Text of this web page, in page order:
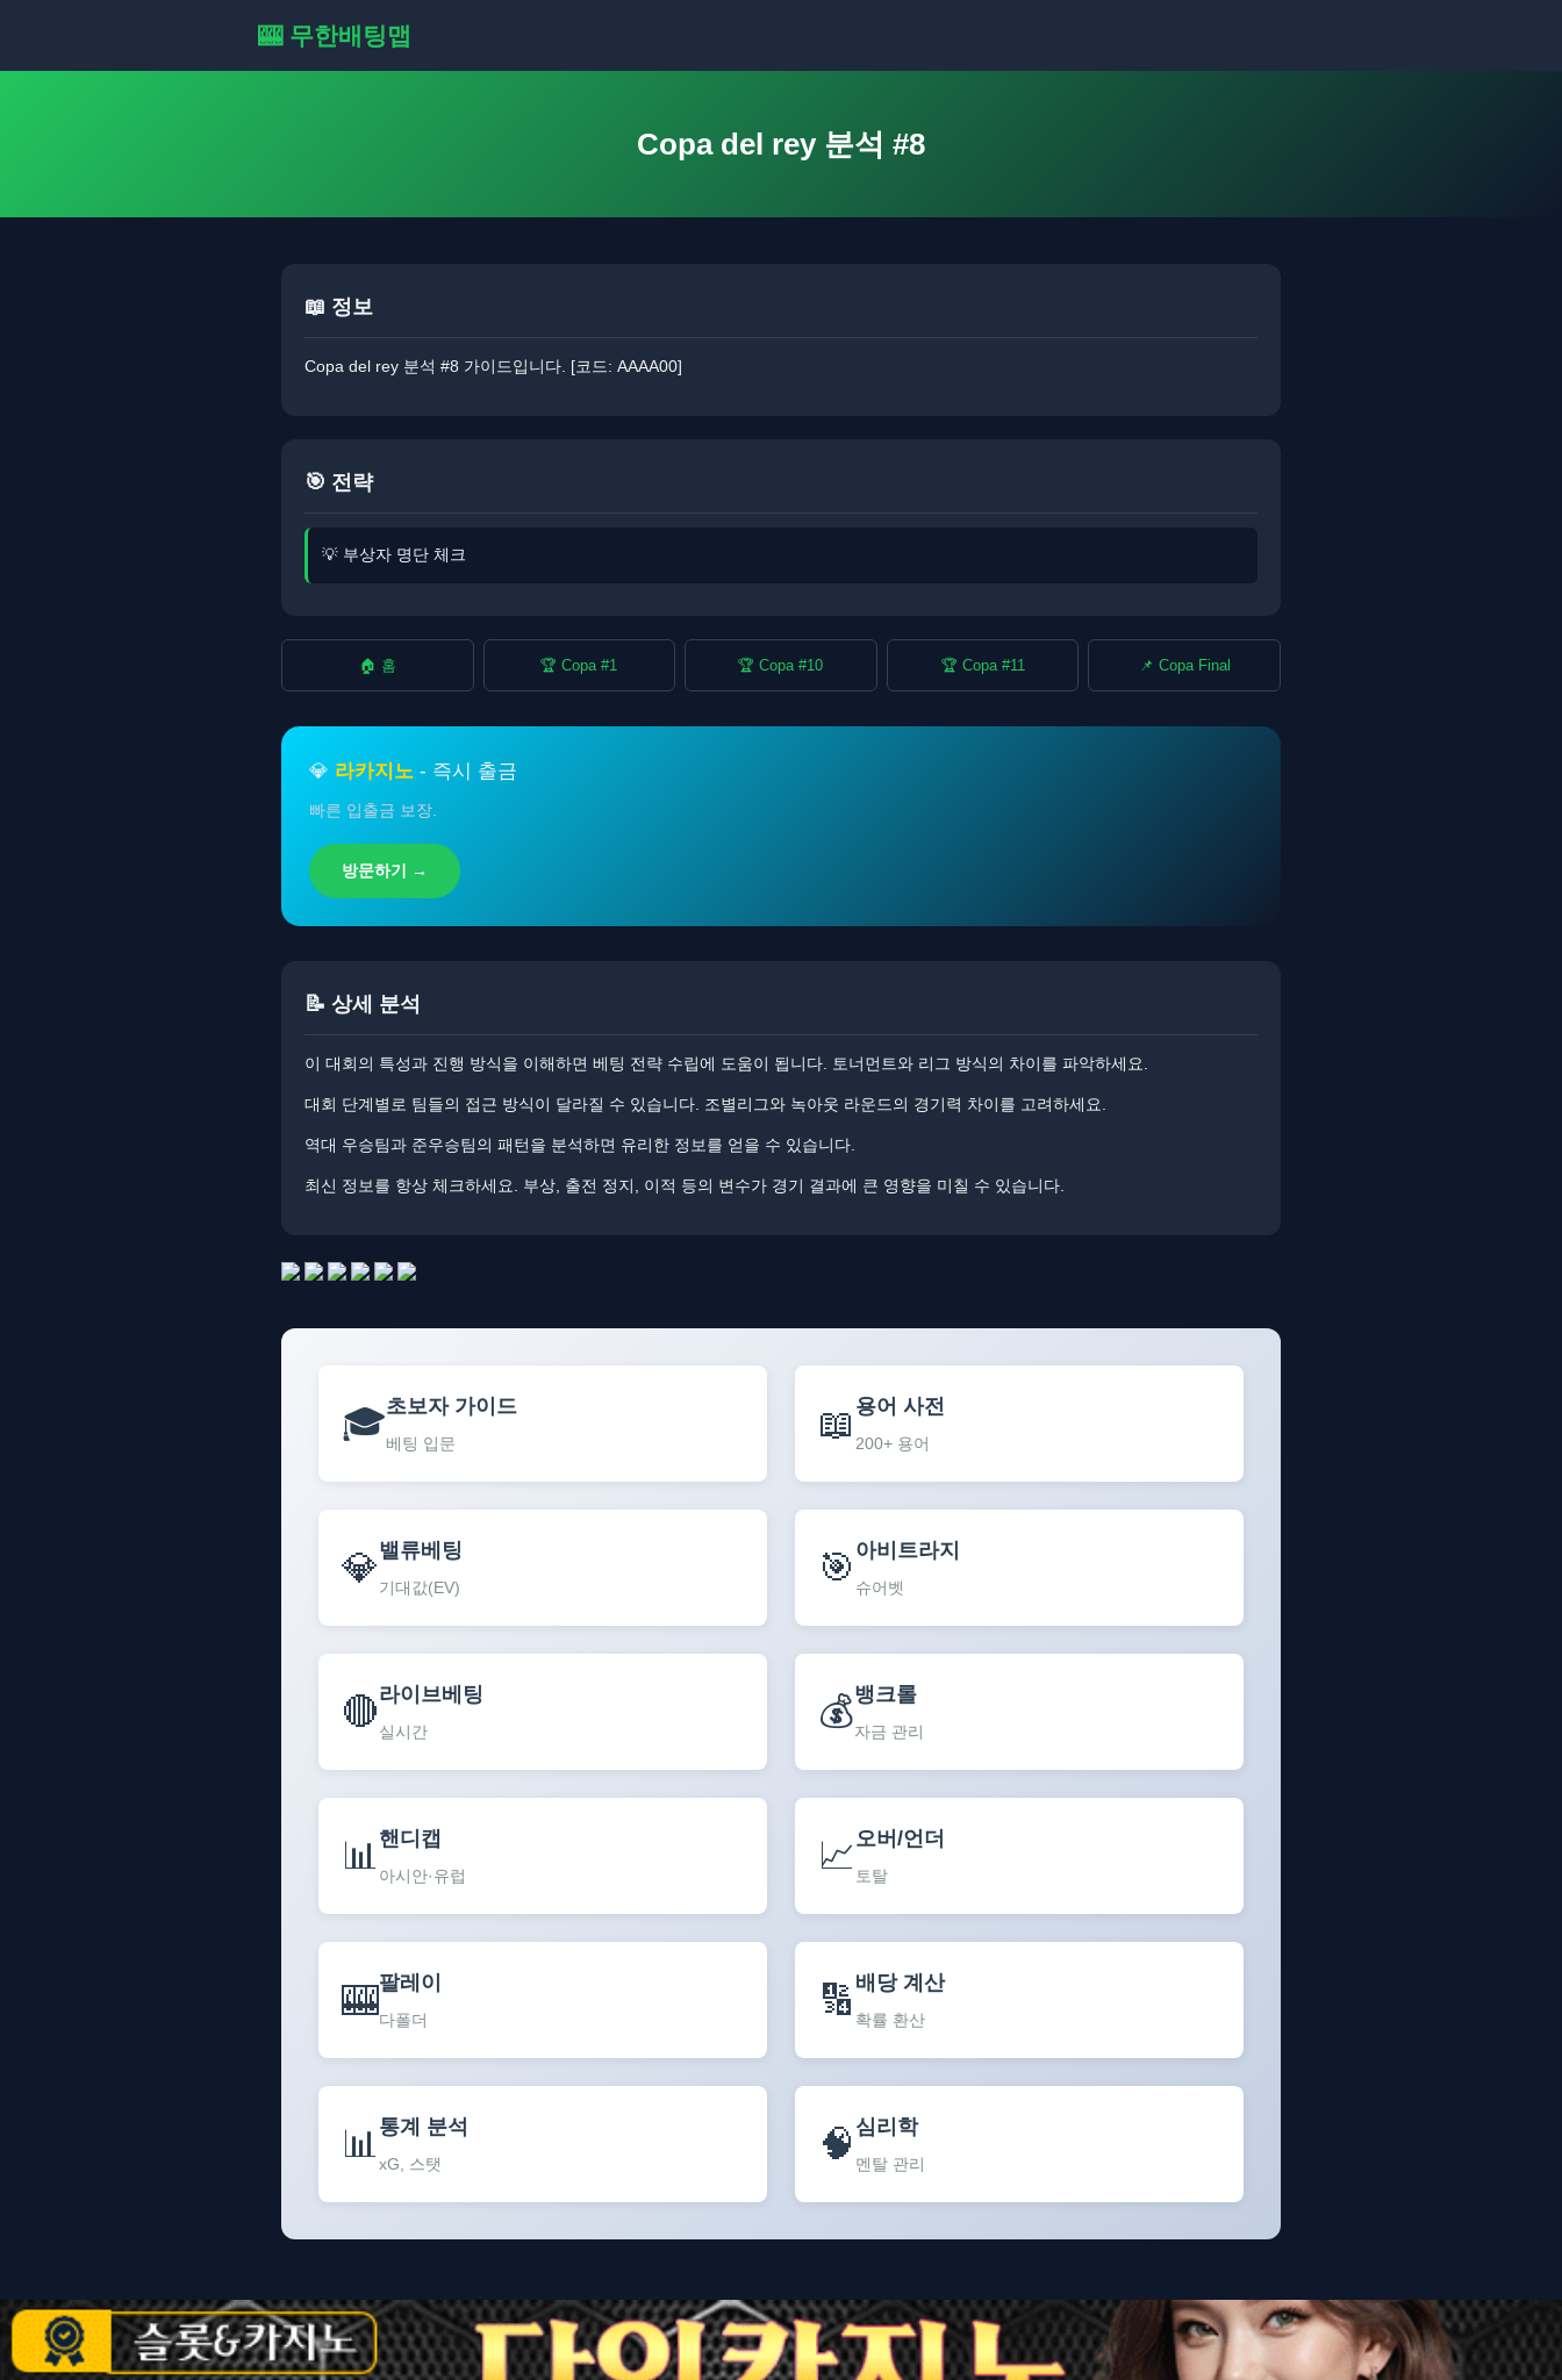
🎰 무한배팅맵
Copa del rey 분석 #8
📖 정보
Copa del rey 분석 #8 가이드입니다. ​[코드: AAAA00]
🎯 전략
💡 부상자 명단 체크
🏠 홈 🏆 Copa #1 🏆 Copa #10 🏆 Copa #11 📌 Copa Final
💎 라카지노 - 즉시 출금
빠른 입출금 보장.
방문하기 →
📝 상세 분석
이 대회의 특성과 진행 방식을 이해하면 베팅 전략 수립에 도움이 됩니다. 토너먼트와 리그 방식의 차이를 파악하세요.
대회 단계별로 팀들의 접근 방식이 달라질 수 있습니다. 조별리그와 녹아웃 라운드의 경기력 차이를 고려하세요.
역대 우승팀과 준우승팀의 패턴을 분석하면 유리한 정보를 얻을 수 있습니다.
최신 정보를 항상 체크하세요. ​​부상, 출전 정지, 이적 등의 변수가 경기 결과에 큰 영향을 미칠 수 있습니다.
🎓초보자 가이드
베팅 입문 📖 용어 사전
200+ 용어
💎밸류베팅
기대값(EV) 🎯 아비트라지
슈어벳
🔴라이브베팅
실시간 💰뱅크롤
자금 관리
📊 핸디캡
아시안·유럽 📈 오버/언더
토탈
🎰팔레이
다폴더 🔢 배당 계산
확률 환산
📊 통계 분석
xG, 스탯 🧠 심리학
멘탈 관리